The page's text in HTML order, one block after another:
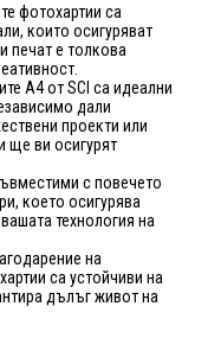
фотохартии са
които осигуряват
печат е толкова
A4 от SCI са идеални
дали
проекти или
ще ви осигурят
с повечето
което осигурява
технология на
на
са устойчиви на
дълъг живот на